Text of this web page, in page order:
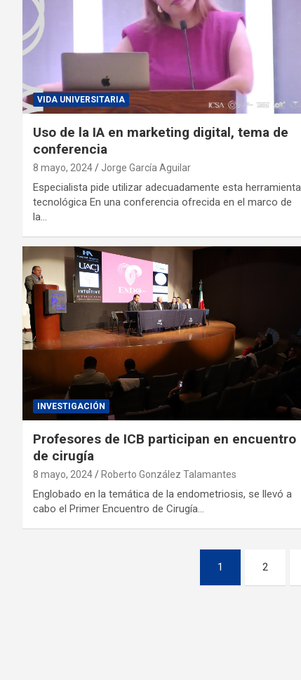
VIDA UNIVERSITARIA
Uso de la IA en marketing digital, tema de
conferencia
8 mayo, 2024 Jorge García Aguilar
Especialista pide utilizar adecuadamente esta herramienta
tecnológica En una conferencia ofrecida en el marco de
la…
INVESTIGACIÓN
Profesores de ICB participan en encuentro
de cirugía
8 mayo, 2024 Roberto González Talamantes
Englobado en la temática de la endometriosis, se llevó a
cabo el Primer Encuentro de Cirugía…
1 2